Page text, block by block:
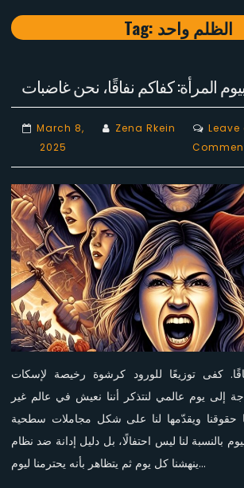
Tag: الظلم واحد
المرأة: كفاكم نفاقًا، نحن غاضبات
March 8,
2025
Zena Rkein
Leave
كفى توزيعًا للورود كرشوة رخيصة لإسكات
إلى يوم عالمي لنتذكر أننا نعيش في عالم غير
حقوقنا ويقدّمها لنا على شكل مجاملات سطحية
بالنسبة لنا ليس احتفالًا، بل دليل إدانة ضد نظام
ينهشنا كل يوم ثم يتظاهر بأنه يحترمنا ليوم…